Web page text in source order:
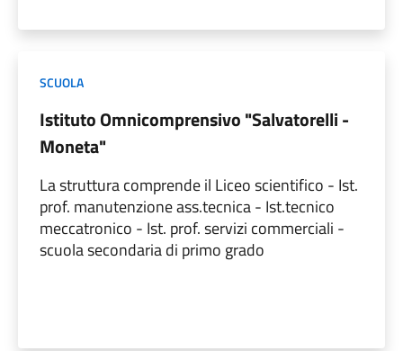
SCUOLA
Istituto Omnicomprensivo "Salvatorelli -
Moneta"
La struttura comprende il Liceo scientifico - Ist.
prof. manutenzione ass.tecnica - Ist.tecnico
meccatronico - Ist. prof. servizi commerciali -
scuola secondaria di primo grado